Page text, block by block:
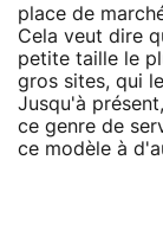
place de
Cela veut dire
petite taille le
gros sites, qui
Jusqu'à
ce genre de
ce modèle à